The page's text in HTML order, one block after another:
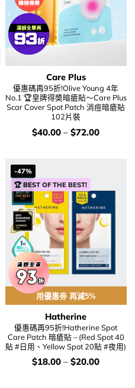
Care Plus
優惠碼再95折!Olive Young 4年
No.1 🏆皇牌得奬暗瘡貼～Care Plus
Scar Cover Spot Patch 消痘暗瘡貼
102片裝
價
錢：
$40.00 – $72.00
-47%
🏆 BEST OF THE BEST!
用優惠劵 再減5%
Hatherine
優惠碼再95折!Hatherine Spot
Care Patch 暗瘡貼 – (Red Spot 40
貼 #日用、Yellow Spot 20貼 #夜用)
價
$18.00 – $20.00